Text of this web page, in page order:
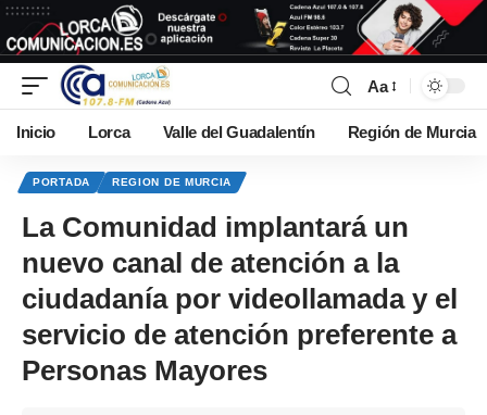
Aa
Inicio Lorca Valle del Guadalentín Región de Murcia
PORTADA REGION DE MURCIA
La Comunidad implantará un
nuevo canal de atención a la
ciudadanía por videollamada y el
servicio de atención preferente a
Personas Mayores